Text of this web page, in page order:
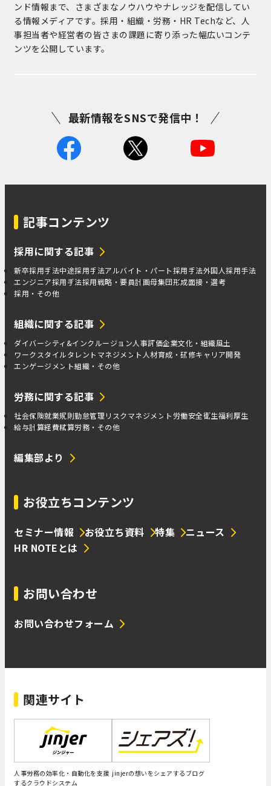
ンド情報まで、さまざまなノウハウやナレッジを配信してい
る情報メディアです。採用・組織・労務・HR Techなど、人
事担当者や経営者の皆さまの課題に寄り添った幅広いコンテ
ンツを公開しています。
最新情報をSNSで発信中！
記事コンテンツ
採用に関する記事
新卒採用手法中途採用手法アルバイト・パート採用手法外国人採用手法
エンジニア採用手法採用戦略・要員計画母集団形成面接・選考
採用・その他
組織に関する記事
ダイバーシティ&インクルージョン人事評価企業文化・組織風土
ワークスタイルタレントマネジメント 人材育成・研修キャリア開発
エンゲージメント組織・その他
労務に関する記事
社会保険就業規則勤怠管理 リスクマネジメント 労働安全衛生福利厚生
給与計算経費精算労務・その他
編集部より
お役立ちコンテンツ
セミナー情報 お役立ち資料 特集
ニュース
HR NOTEとは
お問い合わせ
お問い合わせフォーム
関連サイト
人事労務の効率化・自動化を支援
するクラウドシステム
jinjerの想いをシェアするブログ